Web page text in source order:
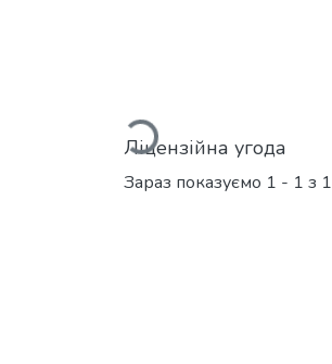
Вантажиться...
Ліцензійна угода
Зараз показуємо 1 - 1 з 1